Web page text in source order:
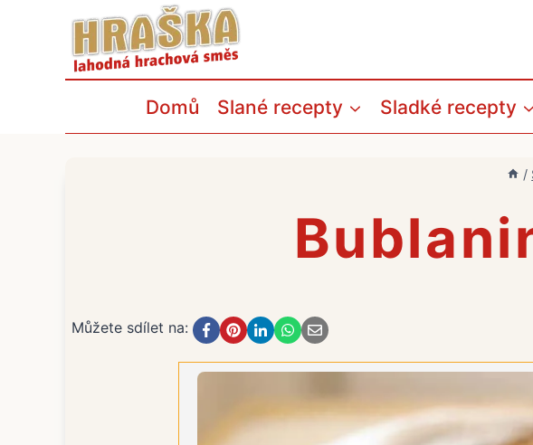
Domů Slané recepty Sladké recepty
/
Můžete sdílet na: